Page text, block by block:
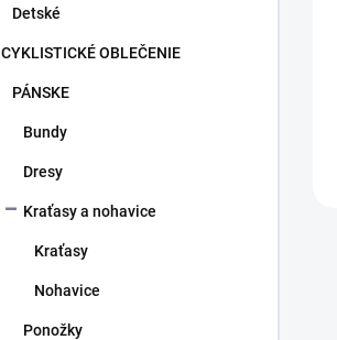
Detské
CYKLISTICKÉ OBLEČENIE
PÁNSKE
Bundy
Dresy
Kraťasy a nohavice
Kraťasy
Nohavice
Ponožky